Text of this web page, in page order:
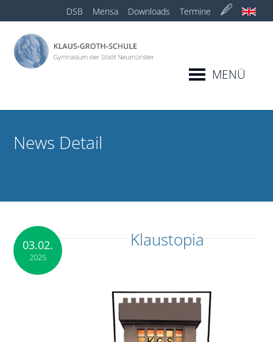
DSB Mensa Downloads Termine
MENÜ
News Detail
03.02.
2025
Klaustopia